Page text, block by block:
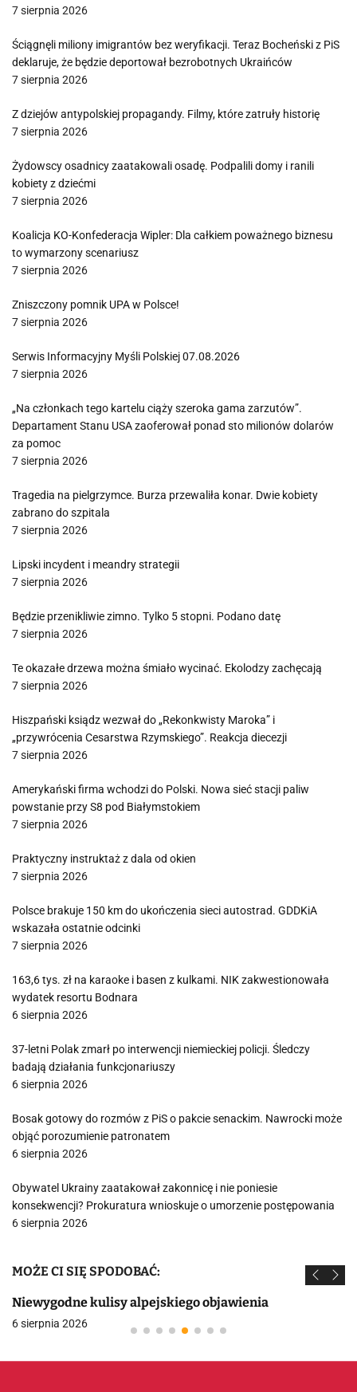
7 sierpnia 2026
Ściągnęli miliony imigrantów bez weryfikacji. Teraz Bocheński z PiS
deklaruje, że będzie deportował bezrobotnych Ukraińców
7 sierpnia 2026
Z dziejów antypolskiej propagandy. Filmy, które zatruły historię
7 sierpnia 2026
Żydowscy osadnicy zaatakowali osadę. Podpalili domy i ranili
kobiety z dziećmi
7 sierpnia 2026
Koalicja KO-Konfederacja Wipler: Dla całkiem poważnego biznesu
to wymarzony scenariusz
7 sierpnia 2026
Zniszczony pomnik UPA w Polsce!
7 sierpnia 2026
Serwis Informacyjny Myśli Polskiej 07.08.2026
7 sierpnia 2026
„Na członkach tego kartelu ciąży szeroka gama zarzutów”.
Departament Stanu USA zaoferował ponad sto milionów dolarów
za pomoc
7 sierpnia 2026
Tragedia na pielgrzymce. Burza przewaliła konar. Dwie kobiety
zabrano do szpitala
7 sierpnia 2026
Lipski incydent i meandry strategii
7 sierpnia 2026
Będzie przenikliwie zimno. Tylko 5 stopni. Podano datę
7 sierpnia 2026
Te okazałe drzewa można śmiało wycinać. Ekolodzy zachęcają
7 sierpnia 2026
Hiszpański ksiądz wezwał do „Rekonkwisty Maroka” i
„przywrócenia Cesarstwa Rzymskiego”. Reakcja diecezji
7 sierpnia 2026
Amerykański firma wchodzi do Polski. Nowa sieć stacji paliw
powstanie przy S8 pod Białymstokiem
7 sierpnia 2026
Praktyczny instruktaż z dala od okien
7 sierpnia 2026
Polsce brakuje 150 km do ukończenia sieci autostrad. GDDKiA
wskazała ostatnie odcinki
7 sierpnia 2026
163,6 tys. zł na karaoke i basen z kulkami. NIK zakwestionowała
wydatek resortu Bodnara
6 sierpnia 2026
37-letni Polak zmarł po interwencji niemieckiej policji. Śledczy
badają działania funkcjonariuszy
6 sierpnia 2026
Bosak gotowy do rozmów z PiS o pakcie senackim. Nawrocki może
objąć porozumienie patronatem
6 sierpnia 2026
Obywatel Ukrainy zaatakował zakonnicę i nie poniesie
konsekwencji? Prokuratura wnioskuje o umorzenie postępowania
6 sierpnia 2026
MOŻE CI SIĘ SPODOBAĆ:
Niewygodne kulisy alpejskiego objawienia
6 sierpnia 2026